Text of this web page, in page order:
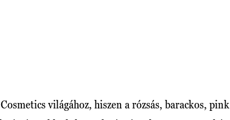
világához, hiszen a rózsás, barackos, pink